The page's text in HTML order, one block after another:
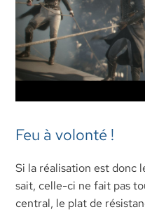
Feu à volonté !
Si la réalisation est donc
sait, celle-ci ne fait pas
central, le plat de